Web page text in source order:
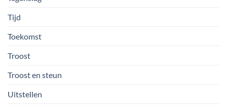
Tijd
Toekomst
Troost
Troost en steun
Uitstellen